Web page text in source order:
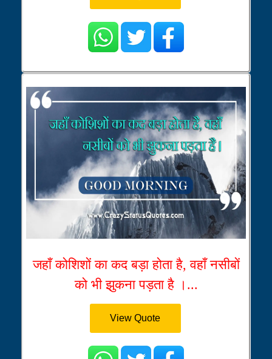
जहाँ कोशिशों का कद बड़ा होता है, वहाँ नसीबों
को भी झुकना पड़ता है ।...
View Quote